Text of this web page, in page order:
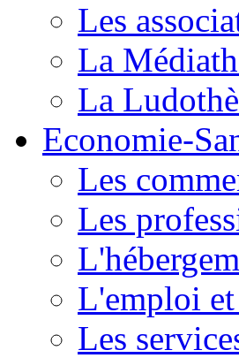
Les
La
La
Economie-
Les
Les
L'emploi
Les